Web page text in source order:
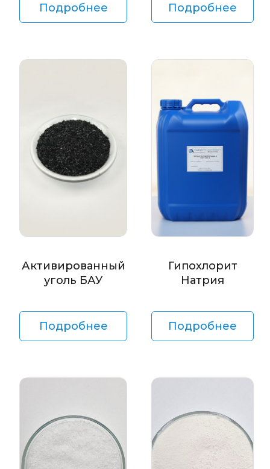
Подробнее Подробнее
Активированный
уголь БАУ
Подробнее
Гипохлорит
Натрия
Подробнее